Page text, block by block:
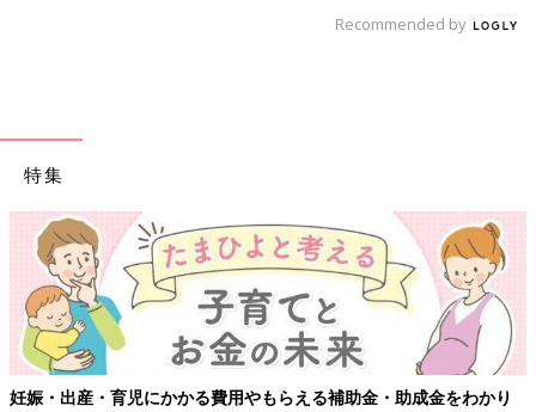
Recommended by
特集
妊娠・出産・育児にかかる費用やもらえる補助金・助成金をわかり